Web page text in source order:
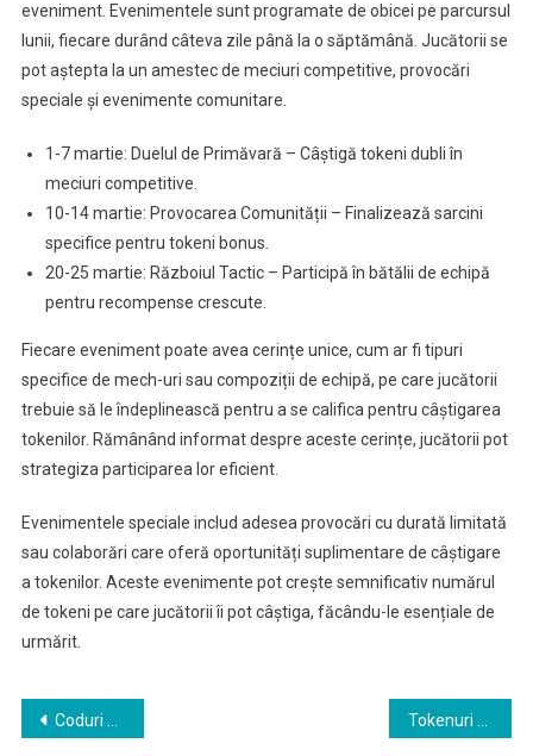
eveniment. Evenimentele sunt programate de obicei pe parcursul
lunii, fiecare durând câteva zile până la o săptămână. Jucătorii se
pot aștepta la un amestec de meciuri competitive, provocări
speciale și evenimente comunitare.
1-7 martie: Duelul de Primăvară – Câștigă tokeni dubli în
meciuri competitive.
10-14 martie: Provocarea Comunității – Finalizează sarcini
specifice pentru tokeni bonus.
20-25 martie: Războiul Tactic – Participă în bătălii de echipă
pentru recompense crescute.
Fiecare eveniment poate avea cerințe unice, cum ar fi tipuri
specifice de mech-uri sau compoziții de echipă, pe care jucătorii
trebuie să le îndeplinească pentru a se califica pentru câștigarea
tokenilor. Rămânând informat despre aceste cerințe, jucătorii pot
strategiza participarea lor eficient.
Evenimentele speciale includ adesea provocări cu durată limitată
sau colaborări care oferă oportunități suplimentare de câștigare
a tokenilor. Aceste evenimente pot crește semnificativ numărul
de tokeni pe care jucătorii îi pot câștiga, făcându-le esențiale de
urmărit.
Post
Coduri de Răscumpărare Mech Arena: Coduri Partajate de Comunitate Tokenuri pentru evenimente Mech Arena: Premii și recompense disponibile